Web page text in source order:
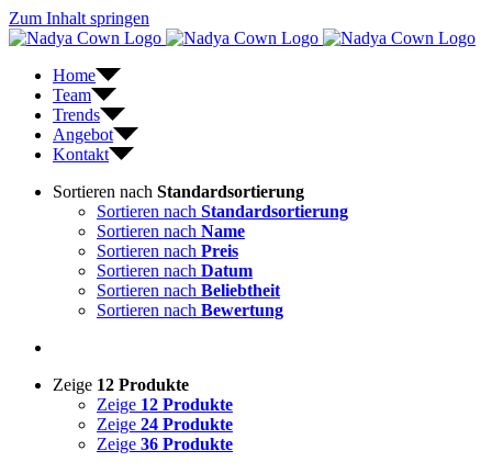
Zum Inhalt springen
Home
Team
Trends
Angebot
Kontakt
Sortieren nach Standardsortierung
Sortieren nach Standardsortierung
Sortieren nach Name
Sortieren nach Preis
Sortieren nach Datum
Sortieren nach Beliebtheit
Sortieren nach Bewertung
Zeige 12 Produkte
Zeige 12 Produkte
Zeige 24 Produkte
Zeige 36 Produkte